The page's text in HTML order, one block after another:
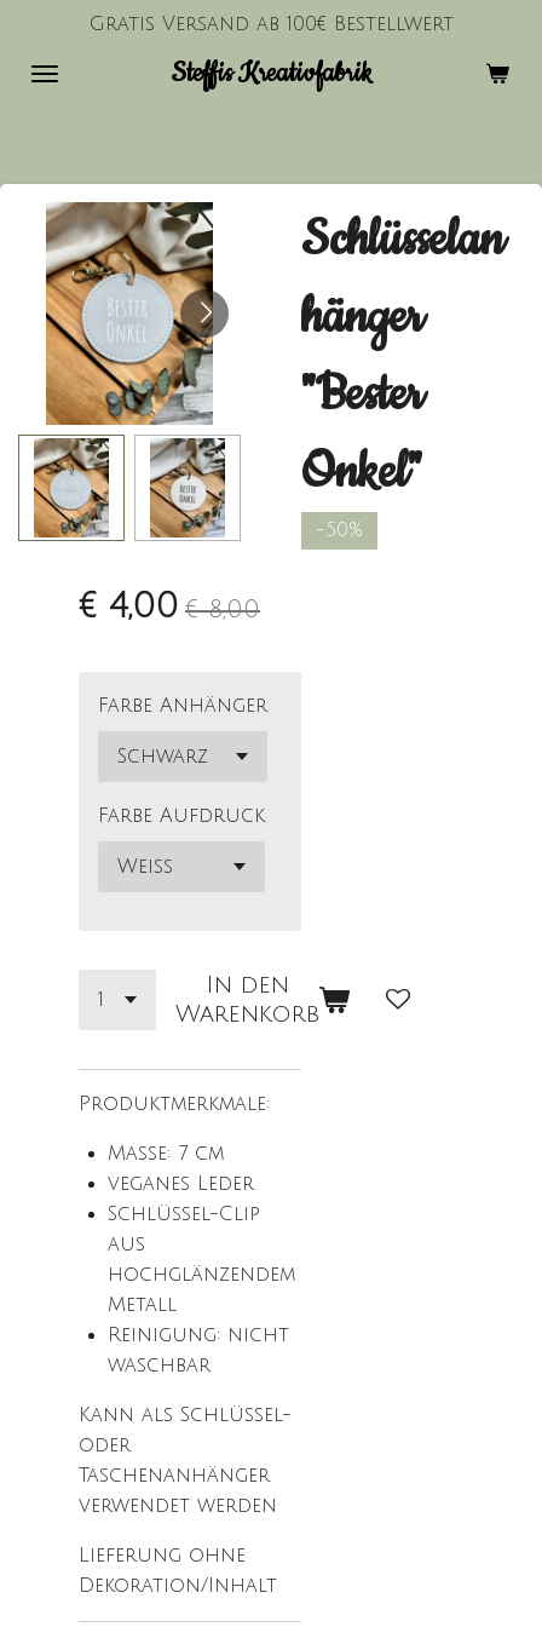
springen
Steffis Kreativfabrik
Gratis Versand ab 100€ Bestellwert
Schlüsselan
hänger
"Bester
Onkel"
-50%
€ 4,00 € 8,00
Farbe Anhänger
Farbe Aufdruck
In den
Warenkorb
Produktmerkmale:
Maße: 7 cm
veganes Leder
Schlüssel-Clip
aus
hochglänzendem
Metall
Reinigung: nicht
waschbar
Kann als Schlüssel-
oder
Taschenanhänger
verwendet werden
Lieferung ohne
Dekoration/Inhalt